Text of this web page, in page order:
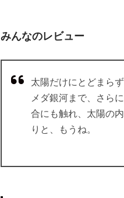
みんなのレビュー
太陽だけにとどまら
メダ銀河まで、さら
合にも触れ、太陽の
りと、もうね。